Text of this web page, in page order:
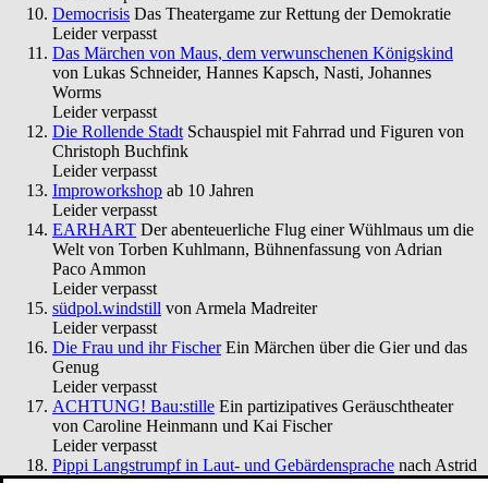
Democrisis Das Theatergame zur Rettung der Demokratie
Leider verpasst
Das Märchen von Maus, dem verwunschenen Königskind
von Lukas Schneider, Hannes Kapsch, Nasti, Johannes
Worms
Leider verpasst
Die Rollende Stadt Schauspiel mit Fahrrad und Figuren von
Christoph Buchfink
Leider verpasst
Improworkshop ab 10 Jahren
Leider verpasst
EARHART Der abenteuerliche Flug einer Wühlmaus um die
Welt von Torben Kuhlmann, Bühnenfassung von Adrian
Paco Ammon
Leider verpasst
südpol.windstill von Armela Madreiter
Leider verpasst
Die Frau und ihr Fischer Ein Märchen über die Gier und das
Genug
Leider verpasst
ACHTUNG! Bau:stille Ein partizipatives Geräuschtheater
von Caroline Heinmann und Kai Fischer
Leider verpasst
Pippi Langstrumpf in Laut- und Gebärdensprache nach Astrid